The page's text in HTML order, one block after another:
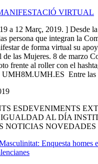
VIRTUAL
a 12 Març, 2019. ] Desde
persona que integran la
de forma virtual su
de las Mujeres. 8 de marzo
frente al roller con el
UMH8M.UMH.ES Entre
ESDEVENIMENTS
AL DÍA
NOTICIAS NOVEDADES
Enquesta homes